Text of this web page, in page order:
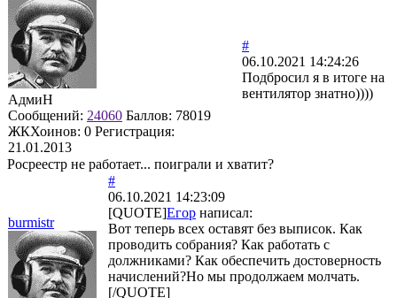
АдмиН
Сообщений: 24060 Баллов: 78019
ЖКХоинов: 0 Регистрация:
21.01.2013
#
06.10.2021 14:24:26
Подбросил я в итоге на
вентилятор знатно))))
Росреестр не работает... поиграли и хватит?
burmistr
#
06.10.2021 14:23:09
[QUOTE]Егор написал:
Вот теперь всех оставят без выписок. Как
проводить собрания? Как работать с
должниками? Как обеспечить достоверность
начислений?Но мы продолжаем молчать.
[/QUOTE]